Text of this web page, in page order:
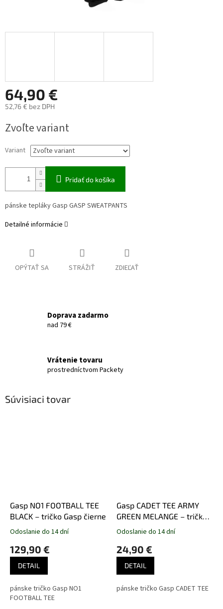
64,90 €
52,76 € bez DPH
cena:
Zvoľte variant
Variant
Pridať do košíka
pánske tepláky Gasp GASP SWEATPANTS
Detailné informácie
OPÝTAŤ SA STRÁŽIŤ ZDIEĽAŤ
Doprava zadarmo
nad 79 €
Vrátenie tovaru
prostredníctvom Packety
Súvisiaci tovar
Gasp NO1 FOOTBALL TEE
BLACK – tričko Gasp čierne
Odoslanie do 14 dní
129,90 €
DETAIL
pánske tričko Gasp NO1
FOOTBALL TEE
Gasp CADET TEE ARMY
GREEN MELANGE – tričko
Gasp army zelené
Odoslanie do 14 dní
24,90 €
DETAIL
pánske tričko Gasp CADET TEE